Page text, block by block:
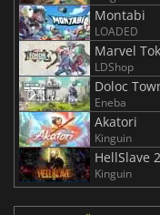
Montabi
LOADED
Marvel
LDShop
Doloc
Eneba
Akatori
Kinguin
HellSlave
Kinguin